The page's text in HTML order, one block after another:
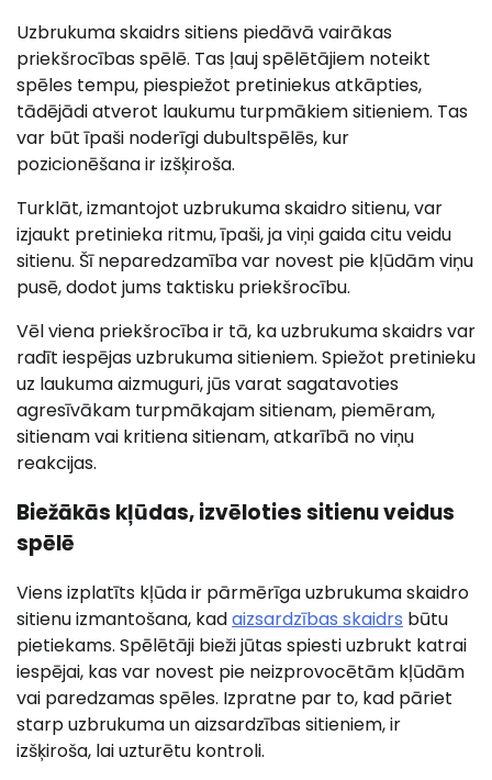
Uzbrukuma skaidrs sitiens piedāvā vairākas
priekšrocības spēlē. Tas ļauj spēlētājiem noteikt
spēles tempu, piespiežot pretiniekus atkāpties,
tādējādi atverot laukumu turpmākiem sitieniem. Tas
var būt īpaši noderīgi dubultspēlēs, kur
pozicionēšana ir izšķiroša.
Turklāt, izmantojot uzbrukuma skaidro sitienu, var
izjaukt pretinieka ritmu, īpaši, ja viņi gaida citu veidu
sitienu. Šī neparedzamība var novest pie kļūdām viņu
pusē, dodot jums taktisku priekšrocību.
Vēl viena priekšrocība ir tā, ka uzbrukuma skaidrs var
radīt iespējas uzbrukuma sitieniem. Spiežot pretinieku
uz laukuma aizmuguri, jūs varat sagatavoties
agresīvākam turpmākajam sitienam, piemēram,
sitienam vai kritiena sitienam, atkarībā no viņu
reakcijas.
Biežākās kļūdas, izvēloties sitienu veidus
spēlē
Viens izplatīts kļūda ir pārmērīga uzbrukuma skaidro
sitienu izmantošana, kadaizsardzības skaidrs būtu
pietiekams. Spēlētāji bieži jūtas spiesti uzbrukt katrai
iespējai, kas var novest pie neizprovocētām kļūdām
vai paredzamas spēles. Izpratne par to, kad pāriet
starp uzbrukuma un aizsardzības sitieniem, ir
izšķiroša, lai uzturētu kontroli.